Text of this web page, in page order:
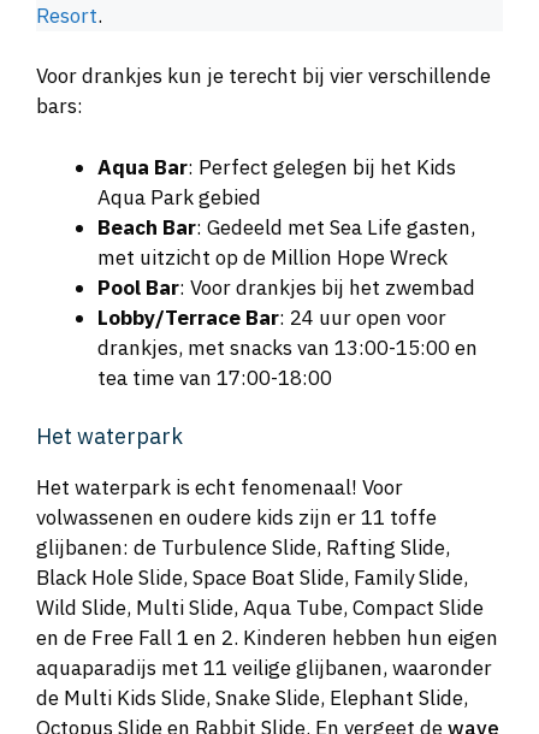
Resort.
Voor drankjes kun je terecht bij vier verschillende
bars:
Aqua Bar: Perfect gelegen bij het Kids
Aqua Park gebied
Beach Bar: Gedeeld met Sea Life gasten,
met uitzicht op de Million Hope Wreck
Pool Bar: Voor drankjes bij het zwembad
Lobby/Terrace Bar: 24 uur open voor
drankjes, met snacks van 13:00-15:00 en
tea time van 17:00-18:00
Het waterpark
Het waterpark is echt fenomenaal! Voor
volwassenen en oudere kids zijn er 11 toffe
glijbanen: de Turbulence Slide, Rafting Slide,
Black Hole Slide, Space Boat Slide, Family Slide,
Wild Slide, Multi Slide, Aqua Tube, Compact Slide
en de Free Fall 1 en 2. Kinderen hebben hun eigen
aquaparadijs met 11 veilige glijbanen, waaronder
de Multi Kids Slide, Snake Slide, Elephant Slide,
Octopus Slide en Rabbit Slide. En vergeet dewave